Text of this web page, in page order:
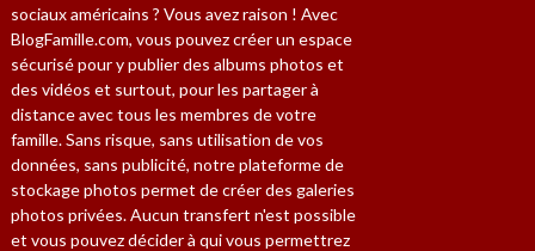
sociaux américains ? Vous avez raison ! Avec
BlogFamille.com, vous pouvez créer un espace
sécurisé pour y publier des albums photos et
des vidéos et surtout, pour les partager à
distance avec tous les membres de votre
famille. Sans risque, sans utilisation de vos
données, sans publicité, notre plateforme de
stockage photos permet de créer des galeries
photos privées. Aucun transfert n'est possible
et vous pouvez décider à qui vous permettrez